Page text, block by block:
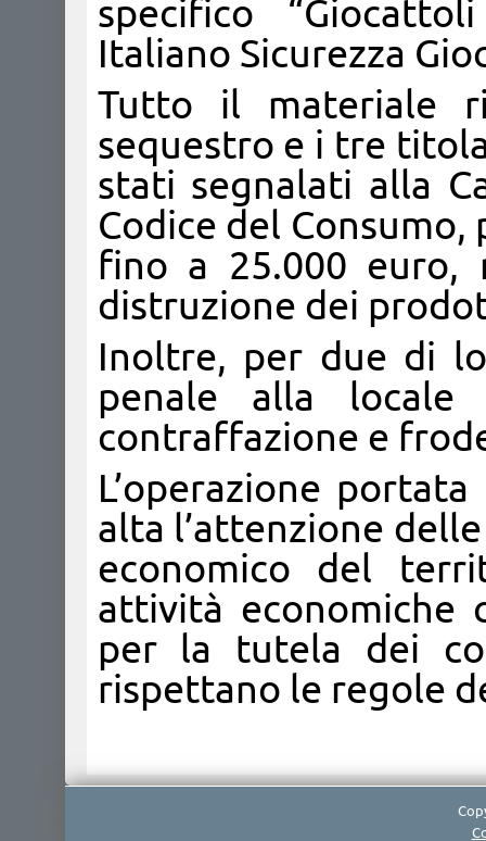
specifico
Italiano Sicurezza
Tutto il materiale
sequestro e i tre
stati segnalati alla
Codice del
fino a 25.000 euro,
distruzione dei
Inoltre, per due di
penale alla locale
contraffazione e
L’operazione
alta l’attenzione
economico del
attività economiche
per la tutela dei
rispettano le regole